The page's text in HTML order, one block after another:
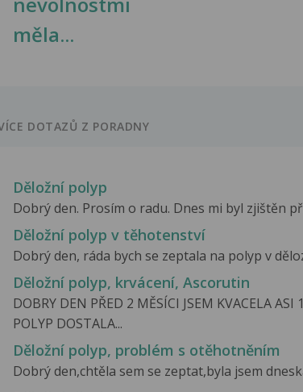
měla...
DOTAZŮ Z PORADNY
Děložní polyp
Dobrý den. Prosím o radu. Dnes mi byl zjištěn
Děložní polyp v těhotenství
Dobrý den, ráda bych se zeptala na polyp v
Děložní polyp, krvácení, Ascorutin
DOBRY DEN PŘED 2 MĚSÍCI JSEM KVACELA
POLYP DOSTALA...
Děložní polyp, problém s otěhotněním
Dobrý den,chtěla sem se zeptat,byla jsem